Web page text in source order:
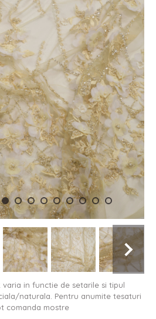
in functie de setarile si tipul
naturala. Pentru anumite tesaturi
comanda mostre